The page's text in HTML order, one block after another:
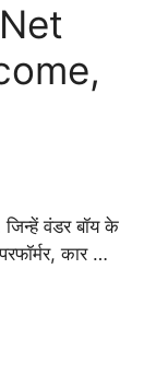
वंडर बॉय के
कार …